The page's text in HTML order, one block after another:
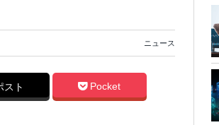
ニュース
スト Pocket